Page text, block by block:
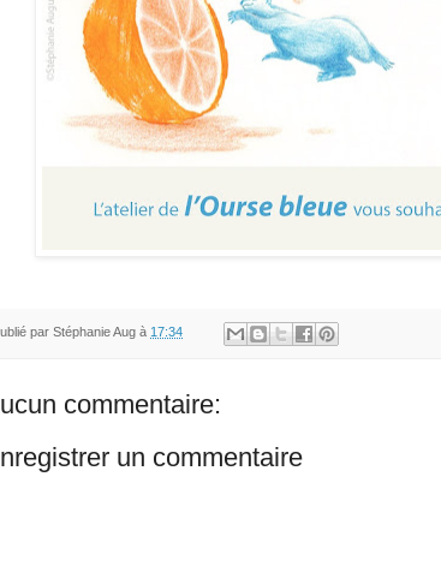
par Stéphanie Aug à 17:34
commentaire:
un commentaire